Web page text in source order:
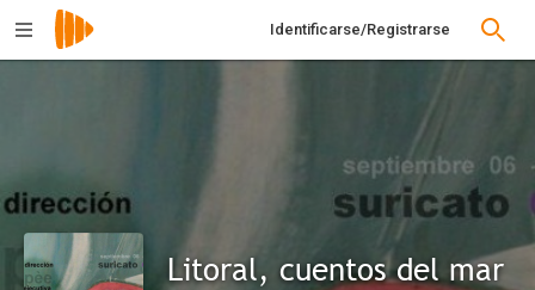
Identificarse/Registrarse
Litoral, cuentos del mar